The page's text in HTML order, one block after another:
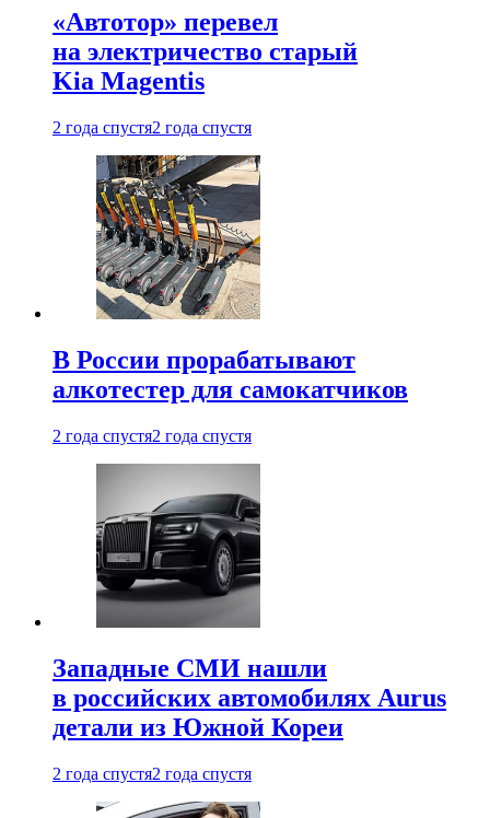
«Автотор» перевел
на электричество старый
Kia Magentis
2 года спустя2 года спустя
В России прорабатывают
алкотестер для самокатчиков
2 года спустя2 года спустя
Западные СМИ нашли
в российских автомобилях Aurus
детали из Южной Кореи
2 года спустя2 года спустя